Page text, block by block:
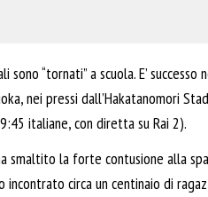
“tornati” a scuola. E’ successo
nei pressi dall’Hakatanomori
italiane, con diretta su Rai 2).
smaltito la forte contusione alla
incontrato circa un centinaio di